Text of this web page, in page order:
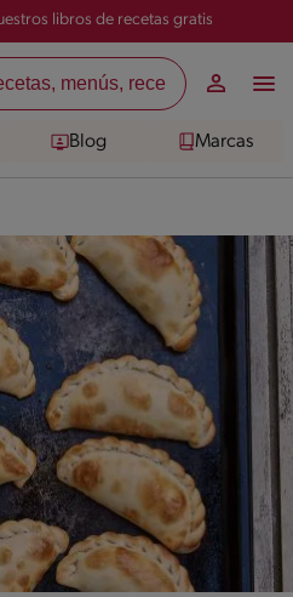
libros de recetas gratis
Blog Marcas